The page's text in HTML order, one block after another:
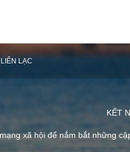
LIÊN LẠC
KẾT
xã hội để nắm bắt những